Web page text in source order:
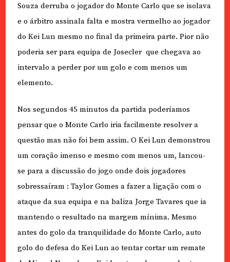
Souza derruba o jogador do Monte Carlo que se isolava
e o árbitro assinala falta e mostra vermelho ao jogador
do Kei Lun mesmo no final da primeira parte. Pior não
poderia ser para equipa de Josecler que chegava ao
intervalo a perder por um golo e com menos um
elemento.
Nos segundos 45 minutos da partida poderíamos
pensar que o Monte Carlo iria facilmente resolver a
questão mas não foi bem assim. O Kei Lun demonstrou
um coração imenso e mesmo com menos um, lancou-
se para a discussão do jogo onde dois jogadores
sobressaíram : Taylor Gomes a fazer a ligação com o
ataque da sua equipa e na baliza Jorge Tavares que ia
mantendo o resultado na margem mínima. Mesmo
antes do golo da tranquilidade do Monte Carlo, auto
golo do defesa do Kei Lun ao tentar cortar um remate